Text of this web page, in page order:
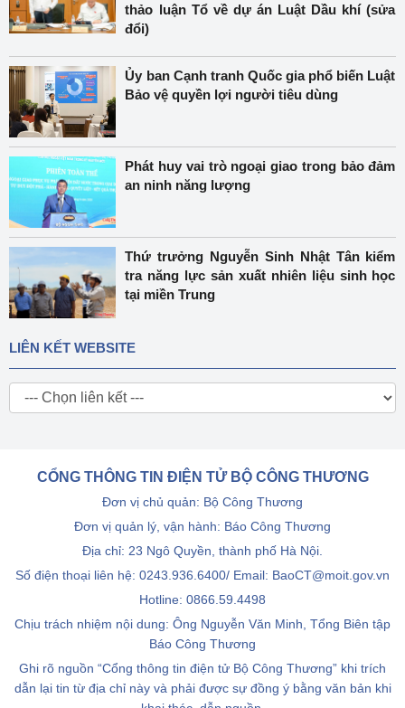
thảo luận Tổ về dự án Luật Dầu khí (sửa
đổi)
Ủy ban Cạnh tranh Quốc gia phổ biến Luật
Bảo vệ quyền lợi người tiêu dùng
Phát huy vai trò ngoại giao trong bảo đảm
an ninh năng lượng
Thứ trưởng Nguyễn Sinh Nhật Tân kiểm
tra năng lực sản xuất nhiên liệu sinh học
tại miền Trung
LIÊN KẾT WEBSITE
CỔNG THÔNG TIN ĐIỆN TỬ BỘ CÔNG THƯƠNG
Đơn vị chủ quản: Bộ Công Thương
Đơn vị quản lý, vận hành: Báo Công Thương
Địa chỉ: 23 Ngô Quyền, thành phố Hà Nội.
Số điện thoại liên hệ: 0243.936.6400/ Email: BaoCT@moit.gov.vn
Hotline: 0866.59.4498
Chịu trách nhiệm nội dung: Ông Nguyễn Văn Minh, Tổng Biên tập
Báo Công Thương
Ghi rõ nguồn “Cổng thông tin điện tử Bộ Công Thương” khi trích
dẫn lại tin từ địa chỉ này và phải được sự đồng ý bằng văn bản khi